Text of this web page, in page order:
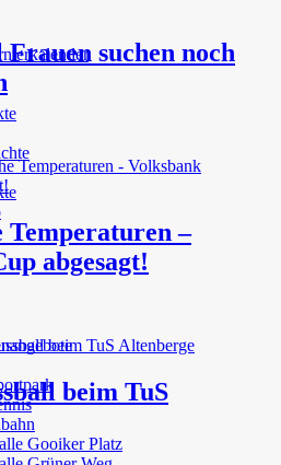
Gooiker Platz
suchen noch
Temperaturen –
abgesagt!
beim TuS